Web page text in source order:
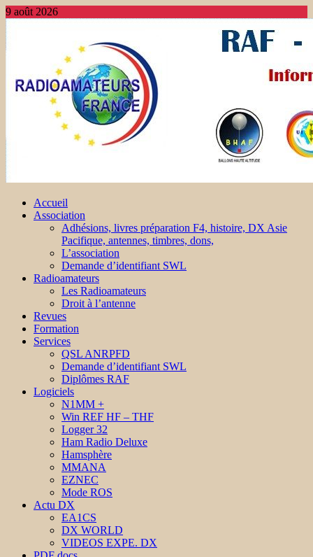
9 août 2026
Accueil
Association
Adhésions, livres préparation F4, histoire, DX Asie
Pacifique, antennes, timbres, dons,
L’association
Demande d’identifiant SWL
Radioamateurs
Les Radioamateurs
Droit à l’antenne
Revues
Formation
Services
QSL ANRPFD
Demande d’identifiant SWL
Diplômes RAF
Logiciels
N1MM +
Win REF HF – THF
Logger 32
Ham Radio Deluxe
Hamsphère
MMANA
EZNEC
Mode ROS
Actu DX
EA1CS
DX WORLD
VIDEOS EXPE. DX